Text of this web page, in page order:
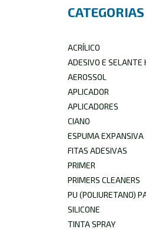
CATEGORIAS
ACRÍLICO
ADESIVO E SELANTE
AEROSSOL
APLICADOR
APLICADORES
CIANO
ESPUMA EXPANSIVA
FITAS ADESIVAS
PRIMER
PRIMERS CLEANERS
PU (POLIURETANO)
SILICONE
TINTA SPRAY